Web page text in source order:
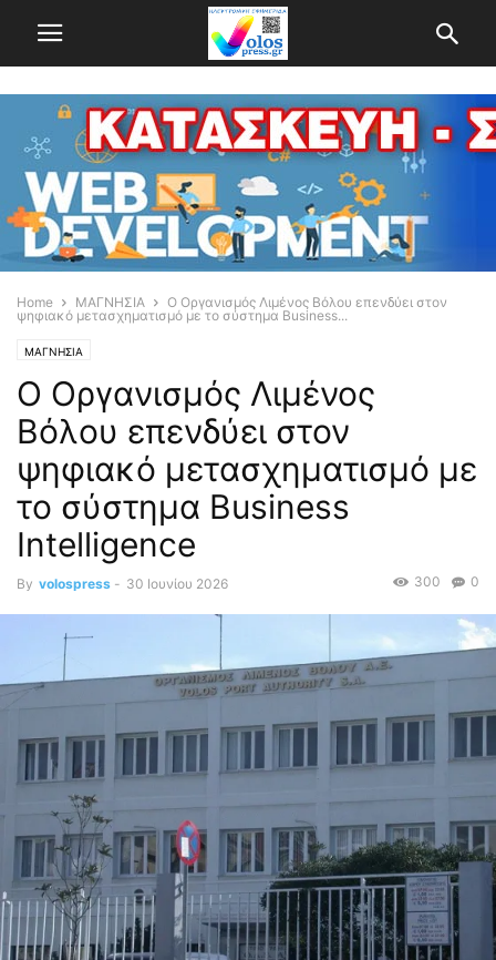
Home ΜΑΓΝΗΣΙΑ
Ο Οργανισμός Λιμένος Βόλου επενδύει στον
ψηφιακό μετασχηματισμό με το σύστημα Business...
ΜΑΓΝΗΣΙΑ
Ο Οργανισμός Λιμένος
Βόλου επενδύει στον
ψηφιακό μετασχηματισμό με
το σύστημα Business
Intelligence
By volospress - 30 Ιουνίου 2026 0
300